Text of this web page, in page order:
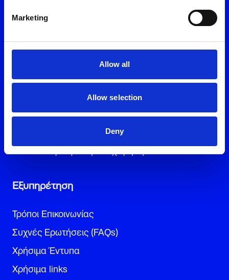
Marketing
Allow all
Allow selection
Deny
Προϊόντα και υπηρεσίες
Ρεύμα για το σπίτι
Φυσικό Αέριο για το σπίτι
Ενέργεια και κινητή
Ρεύμα για την επιχείρηση
Εξυπηρέτηση
Τρόποι Επικοινωνίας
Συχνές Ερωτήσεις (FAQs)
Χρήσιμα Έντυπα
Χρήσιμα links